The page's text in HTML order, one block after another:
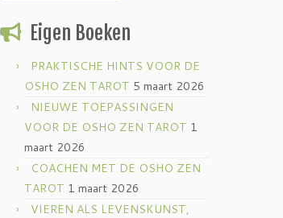
Eigen Boeken
PRAKTISCHE HINTS VOOR DE
OSHO ZEN TAROT 5 maart 2026
NIEUWE TOEPASSINGEN
VOOR DE OSHO ZEN TAROT 1
maart 2026
COACHEN MET DE OSHO ZEN
TAROT 1 maart 2026
VIEREN ALS LEVENSKUNST,